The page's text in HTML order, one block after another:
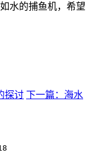
水的捕鱼机，希望
探讨 下一篇：海水